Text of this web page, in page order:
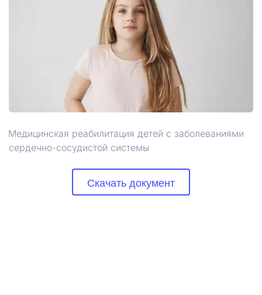
Медицинская реабилитация детей с заболеваниями
сердечно-сосудистой системы
Скачать документ